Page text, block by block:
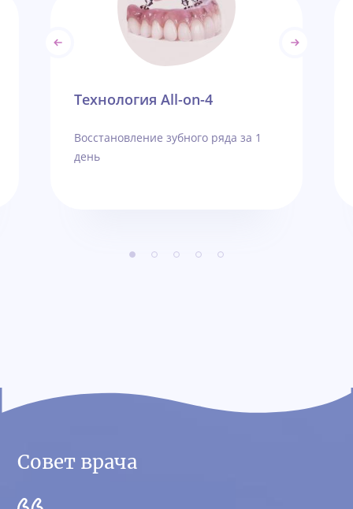
Технология All-on-4
Восстановление зубного ряда за 1
день
Совет врача